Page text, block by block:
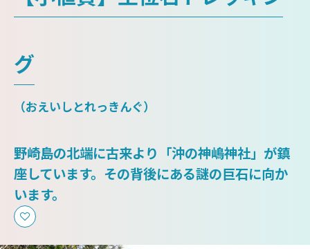
グ
（おえいしとれっきんぐ）
野崎島の北端に古来より「沖の神嶋神社」が鎮
座しています。その背後にある謎の巨石に向か
います。